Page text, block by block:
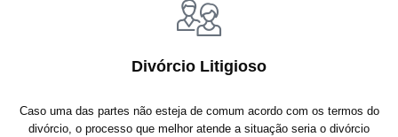
Divórcio Litigioso
Caso uma das partes não esteja de comum acordo com os termos do
divórcio, o processo que melhor atende a situação seria o divórcio